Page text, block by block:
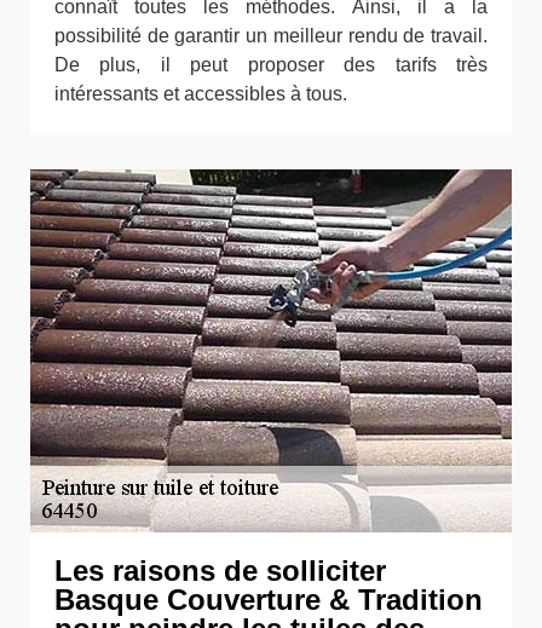
connaît toutes les méthodes. Ainsi, il a la
possibilité de garantir un meilleur rendu de travail.
De plus, il peut proposer des tarifs très
intéressants et accessibles à tous.
Les raisons de solliciter
Basque Couverture & Tradition